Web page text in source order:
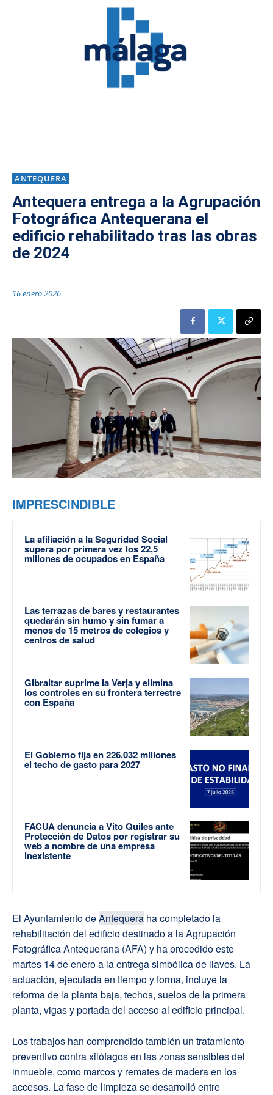
ANTEQUERA
Antequera entrega a la Agrupación
Fotográfica Antequerana el
edificio rehabilitado tras las obras
de 2024
16 enero 2026
IMPRESCINDIBLE
La afiliación a la Seguridad Social
supera por primera vez los 22,5
millones de ocupados en España
Las terrazas de bares y restaurantes
quedarán sin humo y sin fumar a
menos de 15 metros de colegios y
centros de salud
Gibraltar suprime la Verja y elimina
los controles en su frontera terrestre
con España
El Gobierno fija en 226.032 millones
el techo de gasto para 2027
FACUA denuncia a Vito Quiles ante
Protección de Datos por registrar su
web a nombre de una empresa
inexistente
El Ayuntamiento deAntequera ha completado la
rehabilitación del edificio destinado a la Agrupación
Fotográfica Antequerana (AFA) y ha procedido este
martes 14 de enero a la entrega simbólica de llaves. La
actuación, ejecutada en tiempo y forma, incluye la
reforma de la planta baja, techos, suelos de la primera
planta, vigas y portada del acceso al edificio principal.
Los trabajos han comprendido también un tratamiento
preventivo contra xilófagos en las zonas sensibles del
inmueble, como marcos y remates de madera en los
accesos. La fase de limpieza se desarrolló entre